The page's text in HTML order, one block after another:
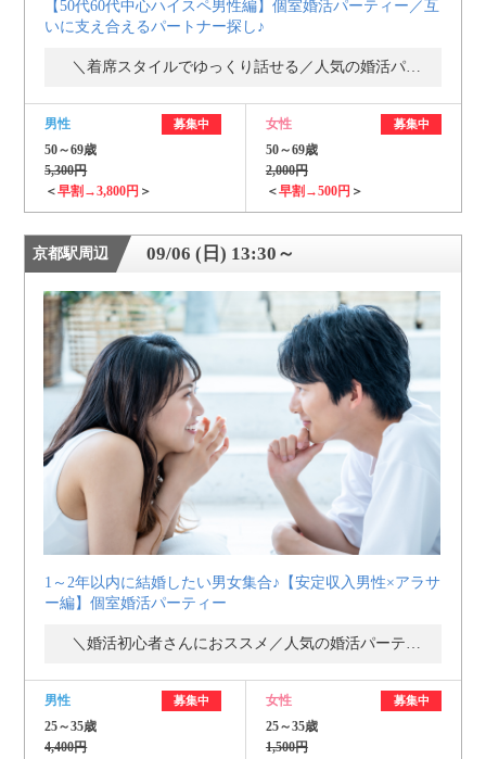
【50代60代中心ハイスペ男性編】個室婚活パーティー／互
いに支え合えるパートナー探し♪
男性 募集中
50～69歳
5,300円
＜早割→3,800円 ＞
女性 募集中
50～69歳
2,000円
＜早割→500円 ＞
京都駅周辺 09/06 (日) 13:30～
1～2年以内に結婚したい男女集合♪【安定収入男性×アラサ
ー編】個室婚活パーティー
＼婚活初心者さんにおススメ／人気の婚活パーティー・街コン
男性 募集中
25～35歳
4,400円
女性 募集中
25～35歳
1,500円